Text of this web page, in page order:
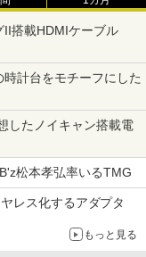
搭載HDMIケーブル
時計台をモチーフにした
したノイキャン搭載電
松本孝弘率いるTMG
レス化するアダプタ
もっと見る